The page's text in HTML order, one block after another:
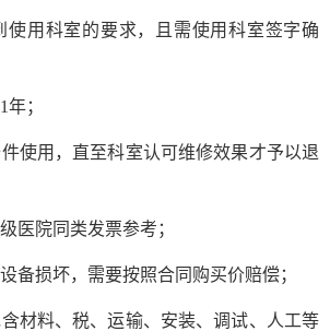
使用科室的要求，且需使用科室签字确
；
使用，直至科室认可维修效果才予以退
医院同类发票参考；
备损坏，需要按照合同购买价赔偿；
材料、税、运输、安装、调试、人工等